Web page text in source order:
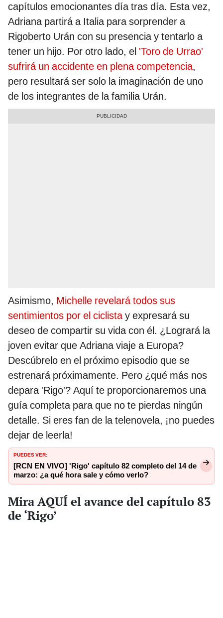
capítulos emocionantes día tras día. Esta vez,
Adriana partirá a Italia para sorprender a
Rigoberto Urán con su presencia y tentarlo a
tener un hijo. Por otro lado, el 'Toro de Urrao'
sufrirá un accidente en plena competencia,
pero resultará ser solo la imaginación de uno
de los integrantes de la familia Urán.
Asimismo, Michelle revelará todos sus
sentimientos por el ciclistay expresará su
deseo de compartir su vida con él. ¿Logrará la
joven evitar que Adriana viaje a Europa?
Descúbrelo en el próximo episodio que se
estrenará próximamente. Pero ¿qué más nos
depara 'Rigo'? Aquí te proporcionaremos una
guía completa para que no te pierdas ningún
detalle. Si eres fan de la telenovela, ¡no puedes
dejar de leerla!
PUEDES VER:
[RCN EN VIVO] 'Rigo' capítulo 82 completo del 14 de
marzo: ¿a qué hora sale y cómo verlo?
Mira AQUÍ el avance del capítulo 83
de ‘Rigo’